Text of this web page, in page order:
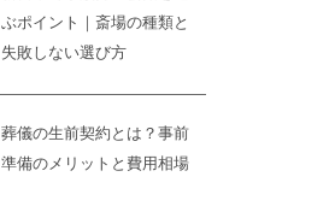
ぶポイント｜斎場の種類と
失敗しない選び方
葬儀の生前契約とは？事前
準備のメリットと費用相場